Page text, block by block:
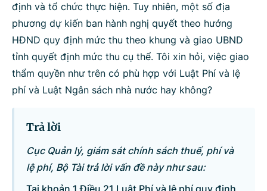
Bộ ngành
Tìm kiếm Nhập lại
định và tổ chức thực hiện. Tuy nhiên, một số địa
phương dự kiến ban hành nghị quyết theo hướng
HĐND quy định mức thu theo khung và giao UBND
tỉnh quyết định mức thu cụ thể. Tôi xin hỏi, việc giao
thẩm quyền như trên có phù hợp với Luật Phí và lệ
phí và Luật Ngân sách nhà nước hay không?
Trả lời
Cục Quản lý, giám sát chính sách thuế, phí và
lệ phí, Bộ Tài trả lời vấn đề này như sau:
Tại khoản 1 Điều 21 Luật Phí và lệ phí quy định